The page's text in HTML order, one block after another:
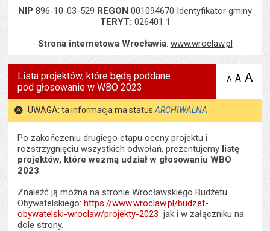
NIP 896-10-03-529 REGON 001094670 Identyfikator gminy
TERYT: 026401 1
Strona internetowa Wrocławia: www.wroclaw.pl
Lista projektów, które będą poddane
pod głosowanie w WBO 2023
A zmniejsz
A A
UWAGA: ta informacja ma statusARCHIWALNA
Po zakończeniu drugiego etapu oceny projektu i
rozstrzygnięciu wszystkich odwołań, prezentujemy listę
projektów, które wezmą udział w głosowaniu WBO
2023.
Znaleźć ją można na stronie Wrocławskiego Budżetu
Obywatelskiego:https://www.wroclaw.pl/budzet-
obywatelski-wroclaw/projekty-2023 jak i w załączniku na
dole strony.